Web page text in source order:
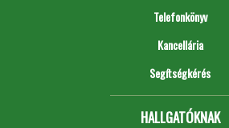
Telefonkönyv
Kancellária
Segítségkérés
HALLGATÓKNAK